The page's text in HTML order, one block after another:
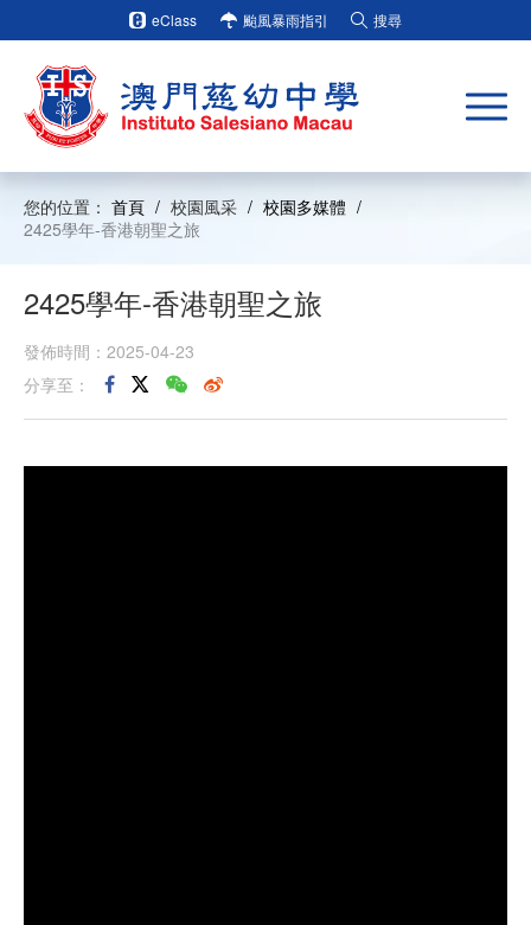
eClass 颱風暴雨指引 搜尋
您的位置： 首頁 / 校園風采 / 校園多媒體 /
2425學年-香港朝聖之旅
2425學年-香港朝聖之旅
發佈時間：2025-04-23
分享至：